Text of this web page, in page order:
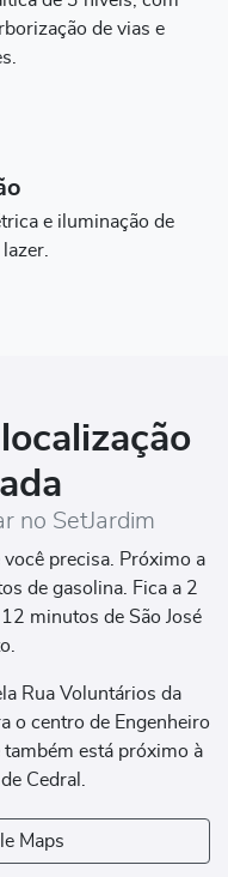
de vias e
e iluminação de
no SetJardim
precisa. Próximo a
de gasolina. Fica a 2
minutos de São José
Rua Voluntários da
o centro de Engenheiro
também está próximo à
Cedral.
Maps